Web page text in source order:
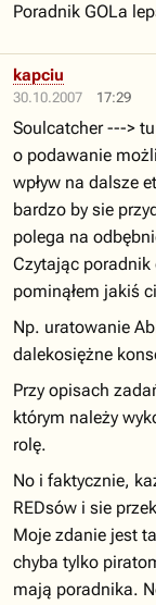
Poradnik GOLa
30.10.2007 17:29
kapciu
Soulcatcher --->
o podawanie
wpływ na dalsze
bardzo by sie
polega na
Czytając poradnik
pominąłem jakiś
Np. uratowanie
dalekosiężne
Przy opisach
którym należy
rolę.
No i faktycznie,
REDsów i sie
Moje zdanie jest
chyba tylko
mają poradnika.